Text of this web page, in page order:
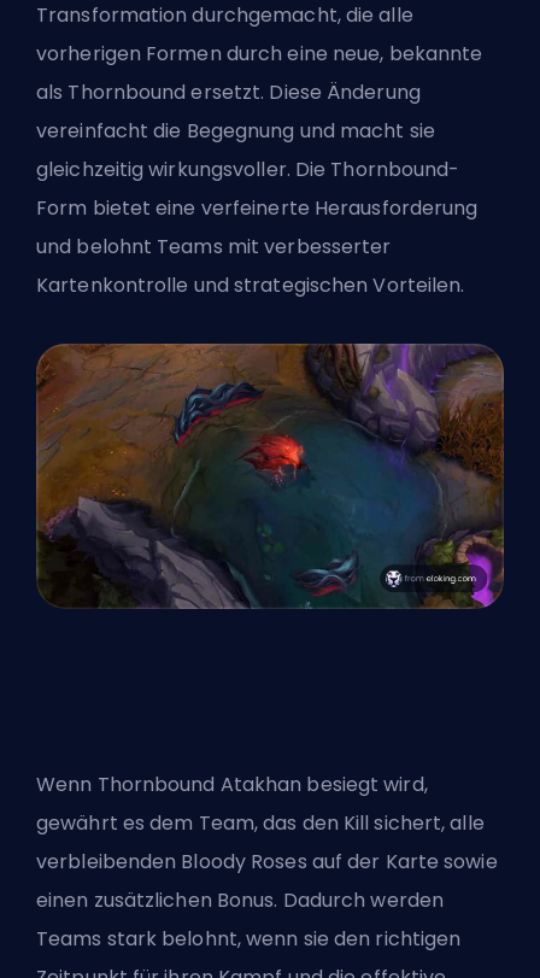
Transformation durchgemacht, die alle
vorherigen Formen durch eine neue, bekannte
als Thornbound ersetzt. Diese Änderung
vereinfacht die Begegnung und macht sie
gleichzeitig wirkungsvoller. Die Thornbound-
Form bietet eine verfeinerte Herausforderung
und belohnt Teams mit verbesserter
Kartenkontrolle und strategischen Vorteilen.
Wenn Thornbound Atakhan besiegt wird,
gewährt es dem Team, das den Kill sichert, alle
verbleibenden Bloody Roses auf der Karte sowie
einen zusätzlichen Bonus. Dadurch werden
Teams stark belohnt, wenn sie den richtigen